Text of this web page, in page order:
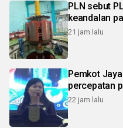
PLN sebut
keandalan
21 jam lalu
Pemkot
percepatan
22 jam lalu